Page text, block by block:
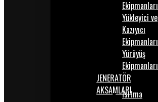
Ekipmanları
Yükleyici ve
Kazıyıcı
Ekipmanları
Yürüyüş
Ekipmanları
JENERATÖR
AKSAMLARIIsıtma